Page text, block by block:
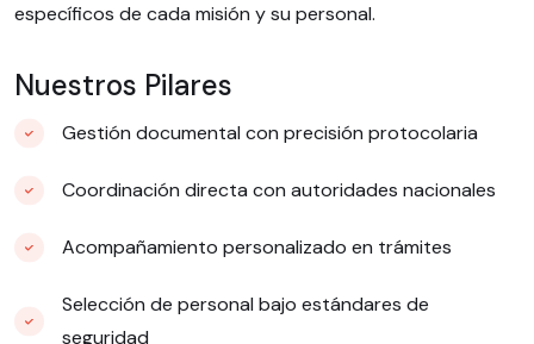
específicos de cada misión y su personal.
Nuestros Pilares
Gestión documental con precisión protocolaria
Coordinación directa con autoridades nacionales
Acompañamiento personalizado en trámites
Selección de personal bajo estándares de
seguridad